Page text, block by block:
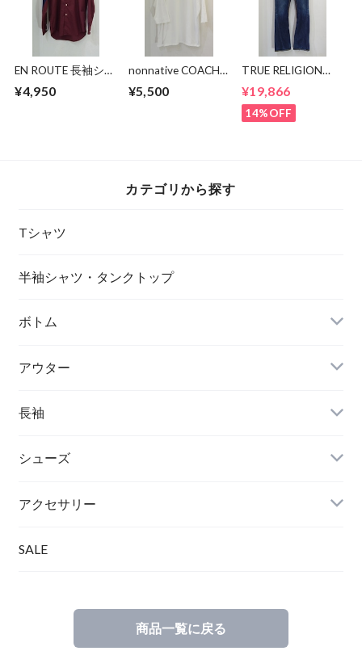
EN ROUTE 長袖シャ
¥4,950
nonnative COACH
NN-C4617
¥5,500
TRUE RELIGION
¥19,866
14%OFF
カテゴリから探す
Tシャツ
半袖シャツ・タンクトップ
ボトム
アウター
長袖
シューズ
アクセサリー
SALE
商品一覧に戻る